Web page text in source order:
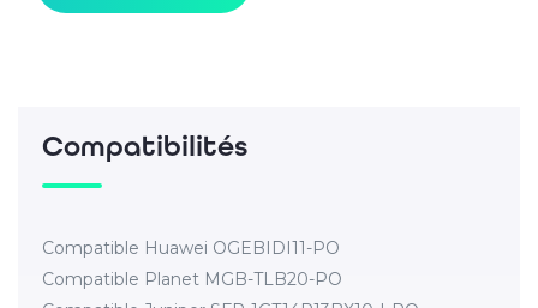
Compatibilités
Compatible Huawei OGEBIDI11-PO
Compatible Planet MGB-TLB20-PO